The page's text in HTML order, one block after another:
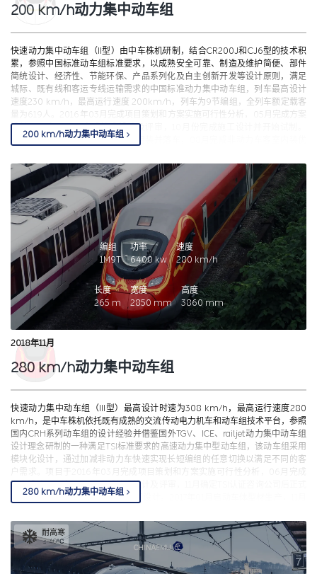
200 km/h动力集中动车组
快速动力集中动车组（II型）由中车株机研制，结合CR200J和CJ6型的技术积
累，参照中国标准动车组标准要求，以成熟安全可靠、制造及维护简便、部件
简统设计、经济性、节能环保、产品系列化及自主创新开发等设计原则，满足
城际、既有线和客运专线运输需求的中国标准动力集中动车组，列车最高设计
速度230 km/h，最高运行速度 200km/h，列车为9节编组，全列车额定载客
量为619人。2016年03月完成项目策划和方案实施可行性分析，05月完成方案
设计及评审，07月完成技术设计及评审，10月份完成施工设计并开始试制。
2017年05月，完成项目全部车辆组装并落车，08月完成非动力车客室内装优
封存中（2022年9月）。
200 km/h动力集中动车组
编组
1M9T
功率
6400kw
速度
280 km/h
长度
265 m
宽度
2850 mm
高度
3860mm
2018年11月
280 km/h动力集中动车组
快速动力集中动车组（III型）最高设计时速为308 km/h，最高运行速度280
km/h，是中车株机依托既有成熟的交流传动电力机车和动车组技术平台，参照
国内CRH系列动车组的设计经验并借鉴国外TGV、ICE、railjet动力集中动车组
设计理念研制的一种满足TSI标准要求的高速动力集中型动车组，该动车组采用
模块化设计，通过加减非动力车快速实现长短编组的任意切换以满足不同的客
户需求。项目于2016年03月完成项目策划和方案实施可行性分析，06月完成
方案设计及评审，08月完成技术设计及评审，11月确定TSI认证咨询公司后正式
启动TSI认证工作，12月份完成施工设计。2017年01月启动车体型材生产，11月
制造。样车长度265 m，采用1M9T，设置一等座车2节，二等座车5节，带残疾
人卫生间的二等座车1节，餐车1节，定员537人。目前在株洲厂封存中（2022
年9月）。
280 km/h动力集中动车组
耐高寒
≤-40℃